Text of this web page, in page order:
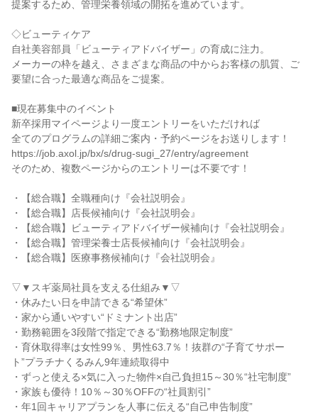
提案するため、管理栄養領域の開拓を進めています。
◇ビューティケア
自社美容部員「ビューティアドバイザー」の育成に注力。
メーカーの枠を越え、さまざまな商品の中からお客様の肌質、ご
要望に合った最適な商品をご提案。
■現在募集中のイベント
新卒採用マイページより一度エントリーをいただければ
全てのプログラムの詳細ご案内・予約ページをお送りします！
https://job.axol.jp/bx/s/drug-sugi_27/entry/agreement
そのため、複数ページからのエントリーは不要です！
・【総合職】全職種向け『会社説明会』
・【総合職】店長候補向け『会社説明会』
・【総合職】ビューティアドバイザー候補向け『会社説明会』
・【総合職】管理栄養士店長候補向け『会社説明会』
・【総合職】医療事務候補向け『会社説明会』
▽▼スギ薬局社員を支える仕組み▼▽
・休みたい日を申請できる“希望休”
・家から通いやすい“ドミナント出店”
・勤務範囲を3段階で指定できる“勤務地限定制度”
・育休取得率は女性99％、男性63.7％！抜群の“子育てサポー
ト”プラチナくるみん9年連続取得中
・ずっと使える×気に入った物件×自己負担15～30％“社宅制度”
・家族も優待！10％～30％OFFの“社員割引”
・年1回キャリアプランを人事に伝える“自己申告制度”